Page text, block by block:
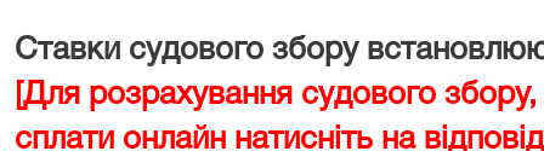
Ставки судового збору
[Для розрахування судового
сплати онлайн натисніть на